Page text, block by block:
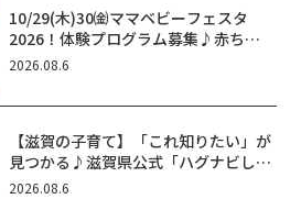
10/29(木)30㈮ママベビーフェスタ
2026！体験プログラム募集♪赤ちゃ
ん向けイベントに出演しませんか？
2026.08.6
【滋賀の子育て】「これ知りたい」が
見つかる♪滋賀県公式「ハグナビし
が」使ってる？おでかけ・制度・子育
2026.08.6